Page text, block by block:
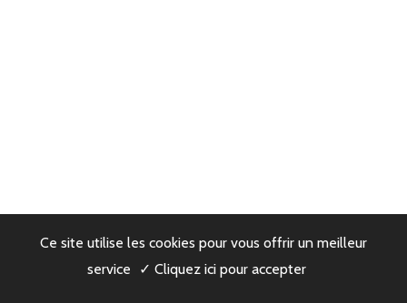
Ce site utilise les cookies pour vous offrir un meilleur
service
✓ Cliquez ici pour accepter